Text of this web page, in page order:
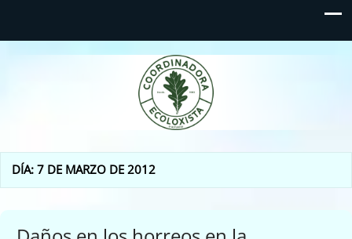
Coordinadora Ecoloxista
d'Asturies
DÍA:7 DE MARZO DE 2012